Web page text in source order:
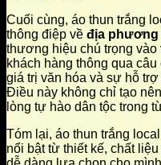
Cuối cùng, áo thun trắng
thông điệp về địa phương
thương hiệu chú trọng
khách hàng thông qua
giá trị văn hóa và sự hỗ
Điều này không chỉ tạo
lòng tự hào dân tộc trong
Tóm lại, áo thun trắng
nổi bật từ thiết kế, chất